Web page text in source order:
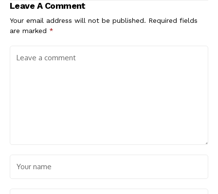
Leave A Comment
Your email address will not be published. Required fields
are marked *